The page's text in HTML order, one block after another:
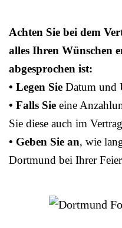
Achten Sie bei dem
alles Ihren Wünschen
abgesprochen ist:
• Legen Sie Datum und
• Falls Sie eine
Sie diese auch im
• Geben Sie an, wie
Dortmund bei Ihrer